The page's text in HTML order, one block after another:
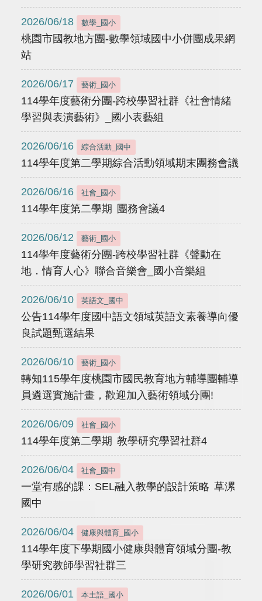
2026/06/18 數學_國小
桃園市國教地方團-數學領域國中小併團成果網
站
2026/06/17 藝術_國小
114學年度藝術分團-跨校學習社群《社會情緒
學習與表演藝術》_國小表藝組
2026/06/16 綜合活動_國中
114學年度第二學期綜合活動領域期末團務會議
2026/06/16 社會_國小
114學年度第二學期 團務會議4
2026/06/12 藝術_國小
114學年度藝術分團-跨校學習社群《聲動在
地．情育人心》聯合音樂會_國小音樂組
2026/06/10 英語文_國中
公告114學年度國中語文領域英語文素養導向優
良試題甄選結果
2026/06/10 藝術_國小
轉知115學年度桃園市國民教育地方輔導團輔導
員遴選實施計畫，歡迎加入藝術領域分團!
2026/06/09 社會_國小
114學年度第二學期 教學研究學習社群4
2026/06/04 社會_國中
一堂有感的課：SEL融入教學的設計策略 草漯
國中
2026/06/04 健康與體育_國小
114學年度下學期國小健康與體育領域分團-教
學研究教師學習社群三
2026/06/01 本土語_國小